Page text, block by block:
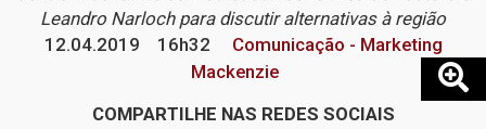
Leandro Narloch para discutir alternativas à região
12.04.2019
16h32
Comunicação - Marketing
Mackenzie
COMPARTILHE NAS REDES SOCIAIS